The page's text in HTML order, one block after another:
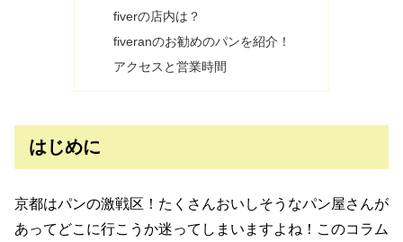
fiverの店内は？
fiveranのお勧めのパンを紹介！
アクセスと営業時間
はじめに
京都はパンの激戦区！たくさんおいしそうなパン屋さんが
あってどこに行こうか迷ってしまいますよね！このコラム